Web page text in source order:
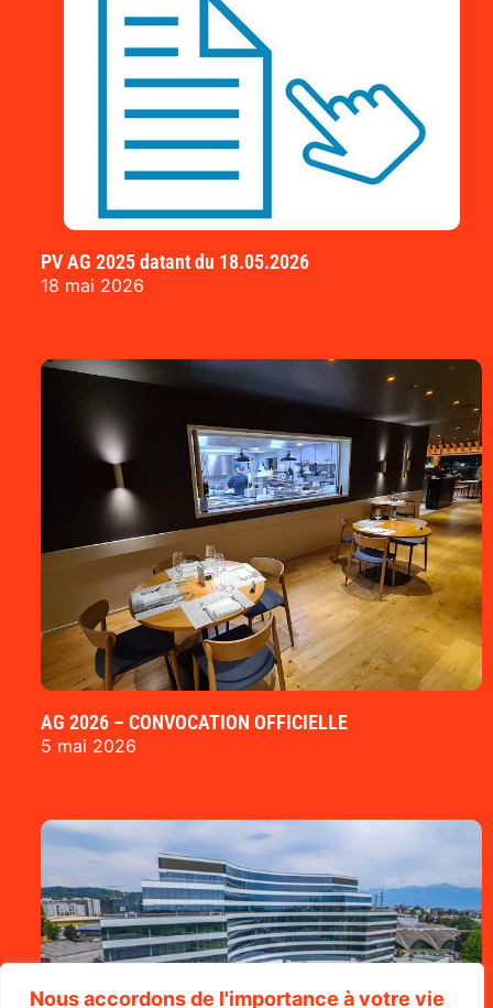
Nous accordons de l'importance à votre vie
PV AG 2025 datant du 18.05.2026
18 mai 2026
AG 2026 – CONVOCATION OFFICIELLE
5 mai 2026